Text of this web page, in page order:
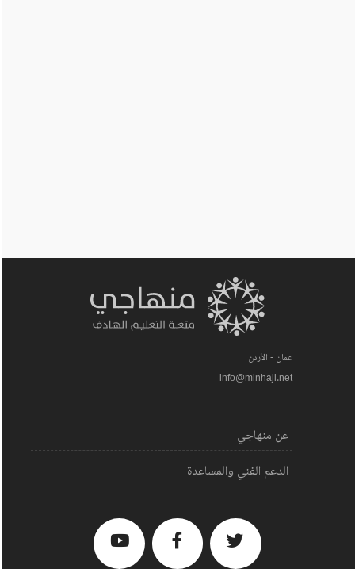
عمان - الأردن
info@minhaji.net
عن منهاجي
الدعم الفني والمساعدة